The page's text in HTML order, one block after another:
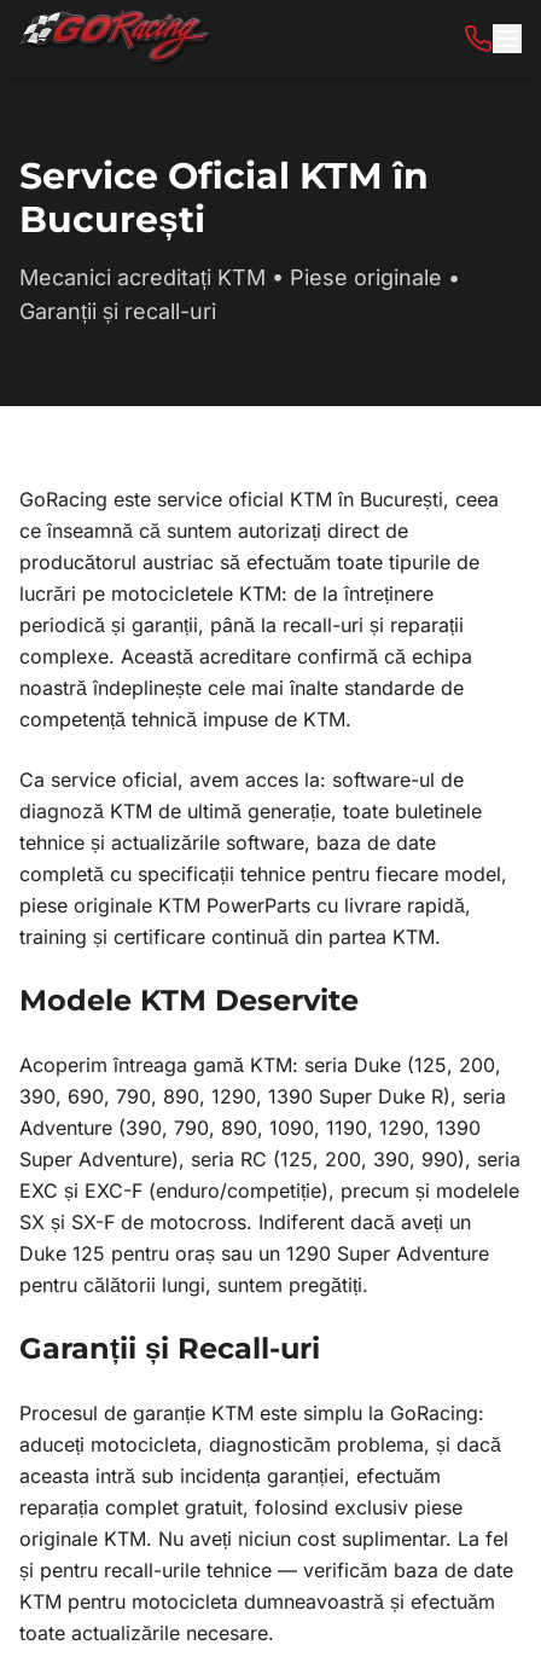
Sari la conținut
Service Oficial KTM în
București
Mecanici acreditați KTM • Piese originale •
Garanții și recall-uri
GoRacing este service oficial KTM în București, ceea
ce înseamnă că suntem autorizați direct de
producătorul austriac să efectuăm toate tipurile de
lucrări pe motocicletele KTM: de la întreținere
periodică și garanții, până la recall-uri și reparații
complexe. Această acreditare confirmă că echipa
noastră îndeplinește cele mai înalte standarde de
competență tehnică impuse de KTM.
Ca service oficial, avem acces la: software-ul de
diagnoză KTM de ultimă generație, toate buletinele
tehnice și actualizările software, baza de date
completă cu specificații tehnice pentru fiecare model,
piese originale KTM PowerParts cu livrare rapidă,
training și certificare continuă din partea KTM.
Modele KTM Deservite
Acoperim întreaga gamă KTM: seria Duke (125, 200,
390, 690, 790, 890, 1290, 1390 Super Duke R), seria
Adventure (390, 790, 890, 1090, 1190, 1290, 1390
Super Adventure), seria RC (125, 200, 390, 990), seria
EXC și EXC-F (enduro/competiție), precum și modelele
SX și SX-F de motocross. Indiferent dacă aveți un
Duke 125 pentru oraș sau un 1290 Super Adventure
pentru călătorii lungi, suntem pregătiți.
Garanții și Recall-uri
Procesul de garanție KTM este simplu la GoRacing:
aduceți motocicleta, diagnosticăm problema, și dacă
aceasta intră sub incidența garanției, efectuăm
reparația complet gratuit, folosind exclusiv piese
originale KTM. Nu aveți niciun cost suplimentar. La fel
și pentru recall-urile tehnice — verificăm baza de date
KTM pentru motocicleta dumneavoastră și efectuăm
toate actualizările necesare.